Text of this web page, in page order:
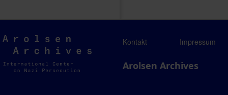
Arolsen
Archives
Kontakt Impressum
Arolsen Archives